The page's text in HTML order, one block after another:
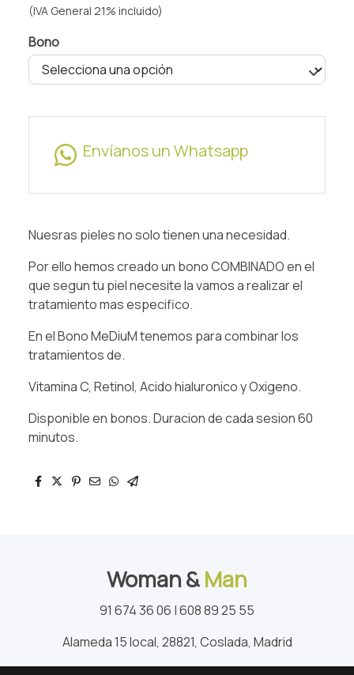
(IVA General 21% incluido)
Bono
Envíanos un Whatsapp
Nuesras pieles no solo tienen una necesidad.
Por ello hemos creado un bono COMBINADO en el
que segun tu piel necesite la vamos a realizar el
tratamiento mas especifico.
En el Bono MeDiuM tenemos para combinar los
tratamientos de.
Vitamina C, Retinol, Acido hialuronico y Oxigeno.
Disponible en bonos. Duracion de cada sesion 60
minutos.
Woman &Man
91 674 36 06 | 608 89 25 55
Alameda 15 local, 28821, Coslada, Madrid